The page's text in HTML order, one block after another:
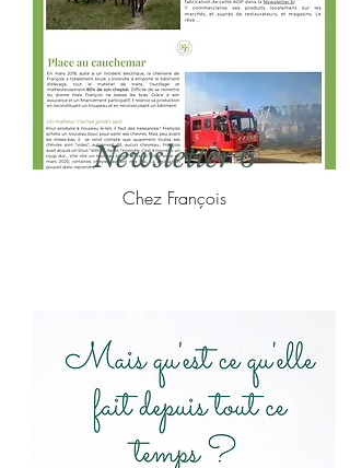
Newsletter 6
Chez François